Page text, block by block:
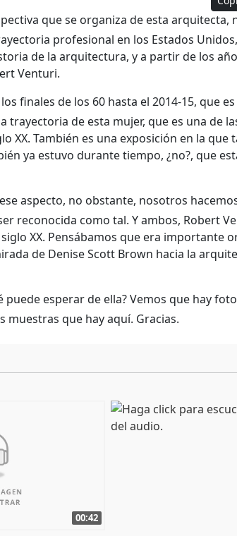
que se organiza de esta arquitecta,
profesional en los Estados
de la arquitectura, y a partir de los
Venturi.
finales de los 60 hasta el 2014-15, que es
de esta mujer, que es una de
XX. También es una exposición en la que
ya estuvo durante tiempo, ¿no?, que
aspecto, no obstante, nosotros
reconocida como tal. Y ambos, Robert
XX. Pensábamos que era importante
de Denise Scott Brown hacia la
puede esperar de ella? Vemos que hay
que hay aquí. Gracias.
00:42